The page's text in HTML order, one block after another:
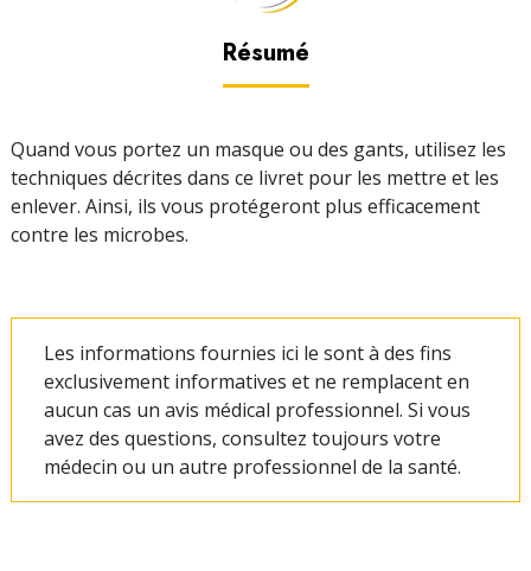
Résumé
Quand vous portez un masque ou des gants, utilisez les
techniques décrites dans ce livret pour les mettre et les
enlever. Ainsi, ils vous protégeront plus efficacement
contre les microbes.
Les informations fournies ici le sont à des fins
exclusivement informatives et ne remplacent en
aucun cas un avis médical professionnel. Si vous
avez des questions, consultez toujours votre
médecin ou un autre professionnel de la santé.